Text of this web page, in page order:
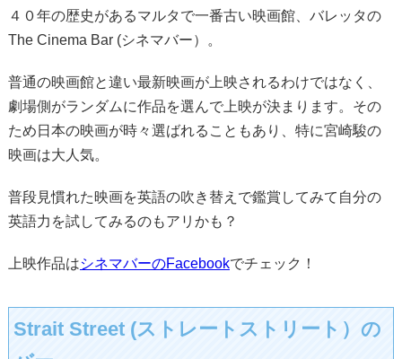
４０年の歴史があるマルタで一番古い映画館、バレッタの
The Cinema Bar (シネマバー）。
普通の映画館と違い最新映画が上映されるわけではなく、
劇場側がランダムに作品を選んで上映が決まります。その
ため日本の映画が時々選ばれることもあり、特に宮崎駿の
映画は大人気。
普段見慣れた映画を英語の吹き替えで鑑賞してみて自分の
英語力を試してみるのもアリかも？
上映作品はシネマバーのFacebookでチェック！
Strait Street (ストレートストリート）の